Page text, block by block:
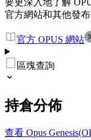
要更深入地了解
官方網站和其他發布
官方 OPUS 網站
區塊查詢
持倉分佈
查看 Opus